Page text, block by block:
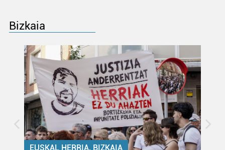
Bizkaia
EUSKAL HERRIA, BIZKAIA